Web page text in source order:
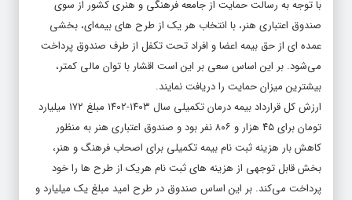
با توجه به رسالت حمایت از جامعه فرهنگی و هنری کشور از سوی
صندوق اعتباری هنر، با انتخاب هر یک از طرح های بیمه‌ای، بخشی
عمده ای از حق بیمه اعضا و افراد تحت تکفل از طرف صندوق پرداخت
می‌شود. بر این اساس سعی بر این است اقشار با توان مالی کمتر،
بیشترین میزان حمایت را دریافت نمایند.
ارزش کل قرارداد بیمه درمان تکمیلی سال ۱۴۰۳-۱۴۰۲ مبلغ ۱۷۲ میلیارد
تومان برای ۴۵ هزار و ۸۰۶ نفر بود و صندوق اعتباری هنر به منظور
کاهش بار هزینه ثبت نام بیمه تکمیلی برای اصحاب فرهنگ و هنر،
بخش قابل توجهی از هزینه های ثبت نام هریک از طرح ها را خود
پرداخت می‌کند. بر این اساس صندوق در طرح امید مبلغ یک میلیارد و